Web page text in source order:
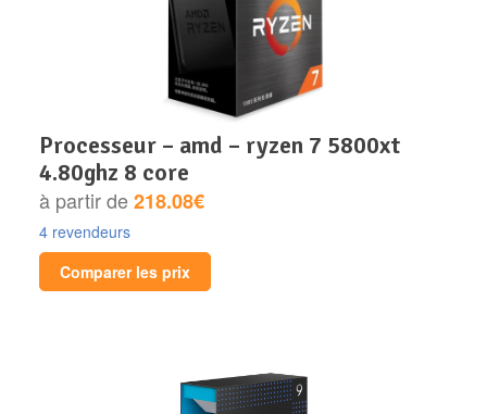
processeur – amd – ryzen 7 5800xt
4.80ghz 8 core
à partir de218.08€
4 revendeurs
Comparer les prix